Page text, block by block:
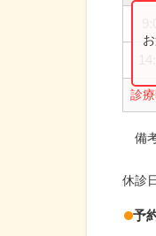
診
備
休診
予